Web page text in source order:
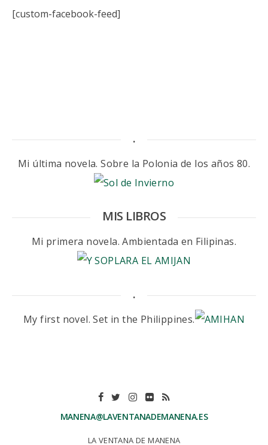
[custom-facebook-feed]
.
Mi última novela. Sobre la Polonia de los años 80.
MIS LIBROS
Mi primera novela. Ambientada en Filipinas.
.
My first novel. Set in the Philippines.
MANENA@LAVENTANADEMANENA.ES
LA VENTANA DE MANENA